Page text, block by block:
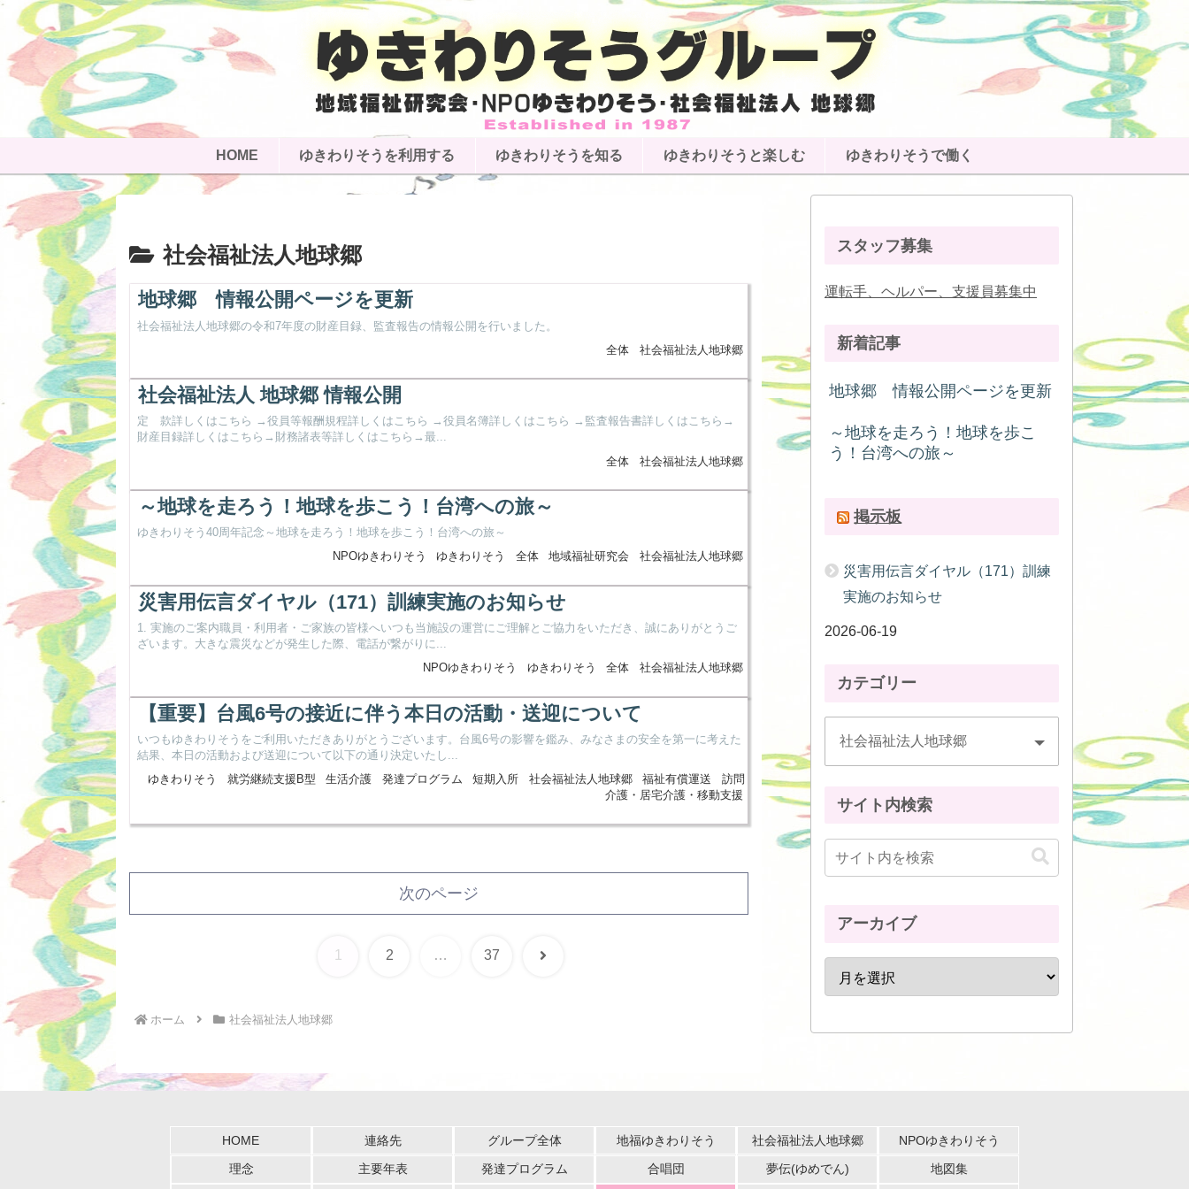
HOME ゆきわりそうを利用する ゆきわりそうを知る ゆきわりそうと楽しむ ゆきわりそうで働く
社会福祉法人地球郷
地球郷 情報公開ページを更新
社会福祉法人地球郷の令和7年度の財産目録、監査報告の情報公開を行いました。
全体
社会福祉法人地球郷
社会福祉法人 地球郷 情報公開
定 款詳しくはこちら →役員等報酬規程詳しくはこちら →役員名簿詳しくはこちら →監査報告書詳しくはこちら→
財産目録詳しくはこちら→財務諸表等詳しくはこちら→最...
全体
社会福祉法人地球郷
～地球を走ろう！地球を歩こう！台湾への旅～
ゆきわりそう40周年記念～地球を走ろう！地球を歩こう！台湾への旅～
NPOゆきわりそう
ゆきわりそう 全体 地域福祉研究会 社会福祉法人地球郷
災害用伝言ダイヤル（171）訓練実施のお知らせ
1. 実施のご案内職員・利用者・ご家族の皆様へいつも当施設の運営にご理解とご協力をいただき、誠にありがとうご
ざいます。大きな震災などが発生した際、電話が繋がりに...
NPOゆきわりそう
ゆきわりそう 全体 社会福祉法人地球郷
【重要】台風6号の接近に伴う本日の活動・送迎について
いつもゆきわりそうをご利用いただきありがとうございます。台風6号の影響を鑑み、みなさまの安全を第一に考えた
結果、本日の活動および送迎について以下の通り決定いたし...
ゆきわりそう
就労継続支援B型 生活介護 発達プログラム 短期入所 社会福祉法人地球郷 福祉有償運送
訪問
介護・居宅介護・移動支援
次のページ
1 2 … 37 次
ホーム 社会福祉法人地球郷
スタッフ募集
運転手、ヘルパー、支援員募集中
新着記事
地球郷 情報公開ページを更新
～地球を走ろう！地球を歩こ
う！台湾への旅～
掲示板
災害用伝言ダイヤル（171）訓練
実施のお知らせ
2026-06-19
カテゴリー
サイト内検索
アーカイブ
HOME 連絡先 グループ全体 地福ゆきわりそう 社会福祉法人地球郷 NPOゆきわりそう
理念 主要年表 発達プログラム 合唱団 夢伝(ゆめでん) 地図集